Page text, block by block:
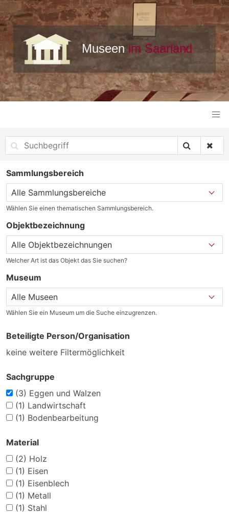
Sammlungsbereich
Wählen Sie einen thematischen Sammlungsbereich.
Objektbezeichnung
Welcher Art ist das Objekt das Sie suchen?
Museum
Wählen Sie ein Museum um die Suche einzugrenzen.
Beteiligte Person/Organisation
keine weitere Filtermöglichkeit
Sachgruppe
(3) Eggen und Walzen
(1) Landwirtschaft
(1) Bodenbearbeitung
Material
(2) Holz
(1) Eisen
(1) Eisenblech
(1) Metall
(1) Stahl